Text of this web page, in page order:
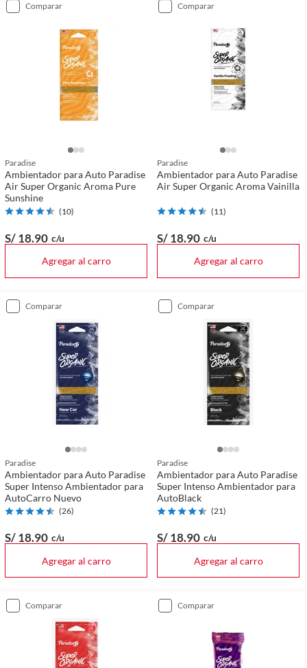
comparar
Paradise
Ambientador para Auto Paradise
Air Super Organic Aroma Pure
Sunshine
(10)
S/ 18.90 c/u
Agregar al carro
comparar
Paradise
Ambientador para Auto Paradise
Air Super Organic Aroma Vainilla
(11)
S/ 18.90 c/u
Agregar al carro
comparar
Paradise
Ambientador para Auto Paradise
Super Intenso Ambientador para
AutoCarro Nuevo
(26)
S/ 18.90 c/u
Agregar al carro
comparar
Paradise
Ambientador para Auto Paradise
Super Intenso Ambientador para
AutoBlack
(21)
S/ 18.90 c/u
Agregar al carro
comparar comparar